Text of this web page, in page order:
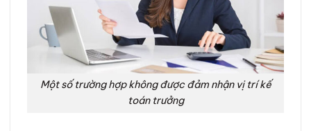
Một số trường hợp không được đảm nhận vị trí kế
toán trưởng